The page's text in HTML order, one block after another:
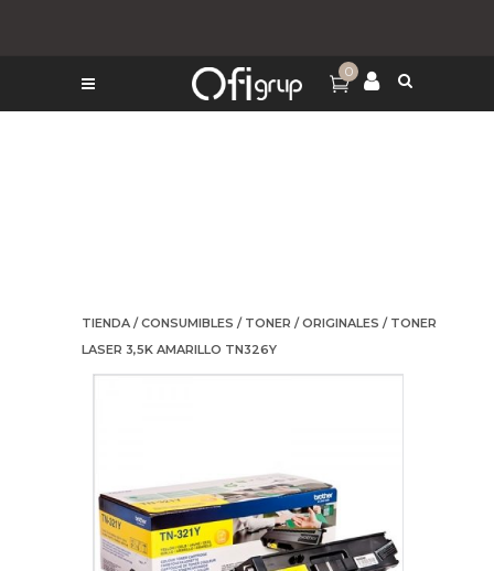
0
TIENDA /CONSUMIBLES / TONER /ORIGINALES / TONER
LASER 3,5K AMARILLO TN326Y